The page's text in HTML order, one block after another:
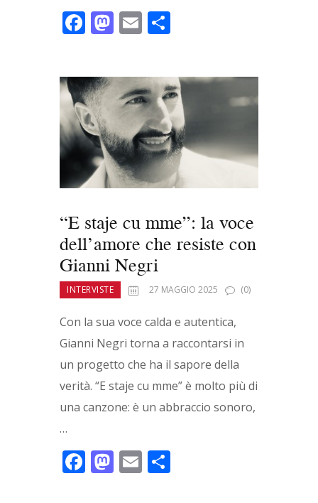
F
b
o
o
k
M
d
o
n
E
l di
vi
di
“E staje cu mme”: la voce
dell’amore che resiste con
Gianni Negri
INTERVISTE 27 MAGGIO 2025 (0)
Con la sua voce calda e autentica,
Gianni Negri torna a raccontarsi in
un progetto che ha il sapore della
verità. “E staje cu mme” è molto più di
una canzone: è un abbraccio sonoro,
…
F M E